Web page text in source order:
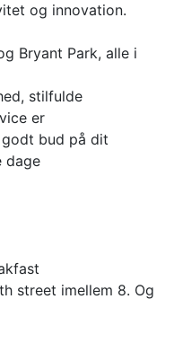
og innovation.
Bryant Park, alle i
stilfulde
er
bud på dit
dage
street imellem 8. Og